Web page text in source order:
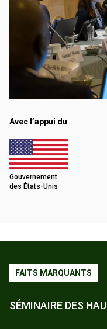
Avec l’appui du
Gouvernement
des États-Unis
FAITS MARQUANTS
SÉMINAIRE DES